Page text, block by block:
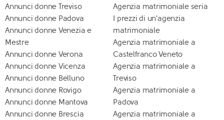
Annunci donne Treviso
Annunci donne Padova
Annunci donne Venezia e
Mestre
Annunci donne Verona
Annunci donne Vicenza
Annunci donne Belluno
Annunci donne Rovigo
Annunci donne Mantova
Annunci donne Brescia
Agenzia matrimoniale seria
I prezzi di un'agenzia
matrimoniale
Agenzia matrimoniale a
Castelfranco Veneto
Agenzia matrimoniale a
Treviso
Agenzia matrimoniale a
Padova
Agenzia matrimoniale a